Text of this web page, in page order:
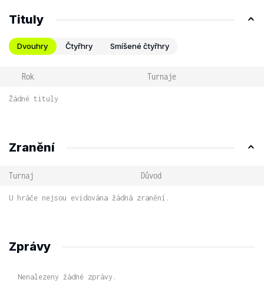
Tituly
Dvouhry Čtyřhry Smíšené čtyřhry
Rok Turnaje
Žádné tituly
Zranění
Turnaj Důvod
U hráče nejsou evidována žádná zranění.
Zprávy
Nenalezeny žádné zprávy.